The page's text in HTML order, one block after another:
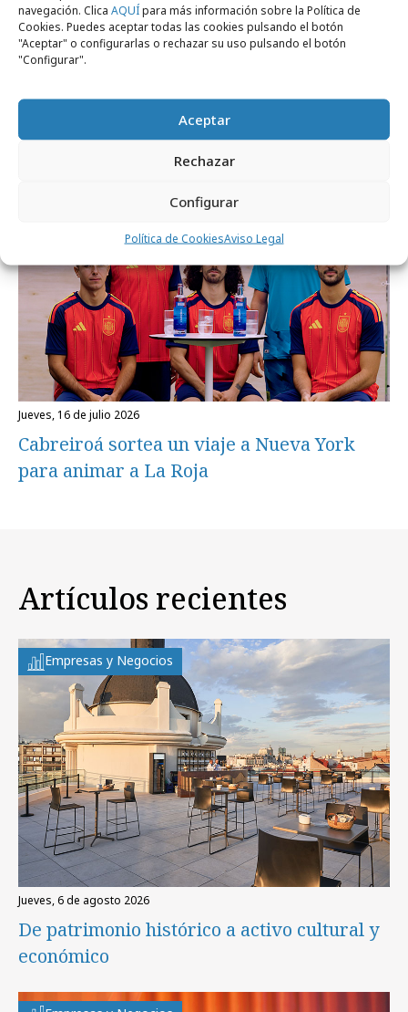
navegación. Clica AQUÍpara más información sobre la Política de
Cookies. Puedes aceptar todas las cookies pulsando el botón
"Aceptar" o configurarlas o rechazar su uso pulsando el botón
"Configurar".
Aceptar
Rechazar
Configurar
Política de CookiesAviso Legal
lunes, 20 de julio 2026
una pausa de hidratación
jueves, 16 de julio 2026
Cabreiroá sortea un viaje a Nueva York
para animar a La Roja
Artículos recientes
Empresas y Negocios
jueves, 6 de agosto 2026
De patrimonio histórico a activo cultural y
económico